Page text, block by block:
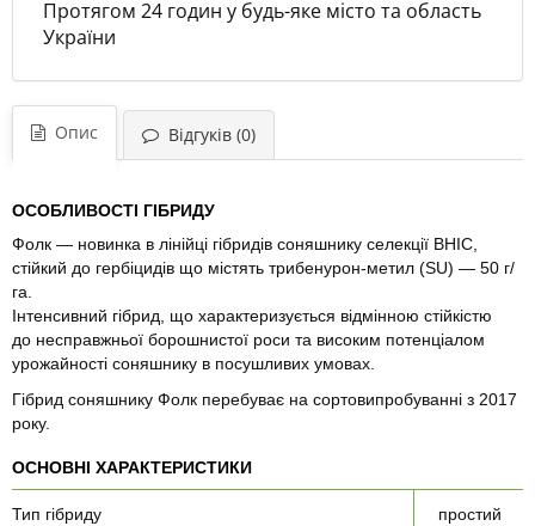
Протягом 24 годин у будь-яке місто та область
України
Опис Відгуків (0)
ОСОБЛИВОСТІ ГІБРИДУ
Фолк — новинка в лінійці гібридів соняшнику селекції ВНІС,
стійкий до гербіцидів що містять трибенурон-метил (SU) — 50 г/
га.
Інтенсивний гібрид, що характеризується відмінною стійкістю
до несправжньої борошнистої роси та високим потенціалом
урожайності соняшнику в посушливих умовах.
Гібрид соняшнику Фолк перебуває на сортовипробуванні з 2017
року.
ОСНОВНІ ХАРАКТЕРИСТИКИ
Тип гібриду простий